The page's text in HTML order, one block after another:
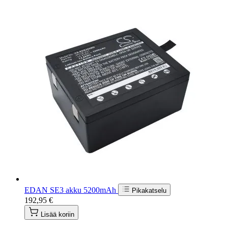
EDAN SE3 akku 5200mAh Pikakatselu
192,95 €
Lisää koriin